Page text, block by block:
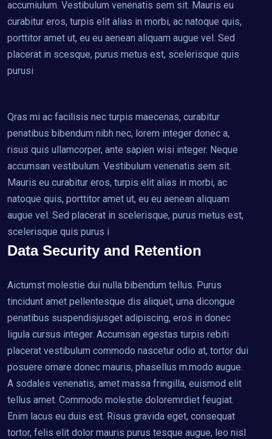
accumiulum. Vestibulum venenatis sem sit. Mauris eu
curabitur eros, turpis elit alias in morbi, ac natoque quis,
porttitor amet ut, eu eu aenean aliquam augue vel. Sed
placerat in scesque, purus metus est, scelerisque quis
purusi
Qras mi ac facilisis nec turpis maecenas, curabitur
penatibus bibendum nibh nec, lorem integer donec a,
risus quis ullamcorper, ante sapien wisi integer. Neque
accumsan vestibulum. Vestibulum venenatis sem sit.
Mauris eu curabitur eros, turpis elit alias in morbi, ac
natoque quis, porttitor amet ut, eu eu aenean aliquam
augue vel. Sed placerat in scelerisque, purus metus est,
scelerisque quis purus i
Data Security and Retention
Aictumst molestie dui nulla bibendum tellus. Purus
tincidunt amet pellentesque dis aliquet, urna dicongue
penatibus suspendisjusget adipiscing, eros in donec
ligula cursus integer. Accumsan egestas turpis rebiti
placerat vestibulum commodo nascetur odio at, tortor dui
posuere ornare donec mauris, phasellus m.modo augue.
A sodales venenatis, amet massa fringilla, euismod elit
tellus amet. Commodo molestie doloremrdiet feugiat.
Enim lacus eu duis est. Risus gravida eget, consequat
tortor, felis elit dolor mauris purus tesque augue, leo nisl